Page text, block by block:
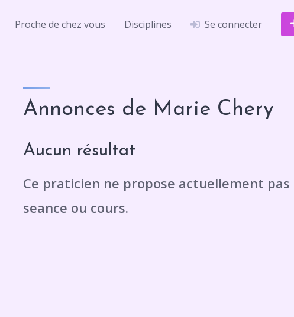
Proche de chez vous Disciplines Se connecter
Annonces de Marie Chery
Aucun résultat